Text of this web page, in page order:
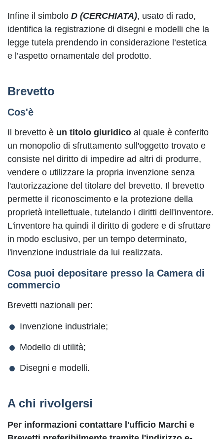
Infine il simbolo D (CERCHIATA), usato di rado,
identifica la registrazione di disegni e modelli che la
legge tutela prendendo in considerazione l’estetica
e l’aspetto ornamentale del prodotto.
Brevetto
Cos'è
Il brevetto è un titolo giuridico al quale è conferito
un monopolio di sfruttamento sull'oggetto trovato e
consiste nel diritto di impedire ad altri di produrre,
vendere o utilizzare la propria invenzione senza
l'autorizzazione del titolare del brevetto. Il brevetto
permette il riconoscimento e la protezione della
proprietà intellettuale, tutelando i diritti dell'inventore.
L'inventore ha quindi il diritto di godere e di sfruttare
in modo esclusivo, per un tempo determinato,
l'invenzione industriale da lui realizzata.
Cosa puoi depositare presso la Camera di
commercio
Brevetti nazionali per:
Invenzione industriale;
Modello di utilità;
Disegni e modelli.
A chi rivolgersi
Per informazioni contattare l'ufficio Marchi e